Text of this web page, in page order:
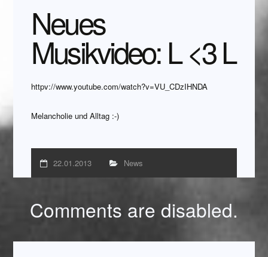
Neues
Musikvideo: L <3 L
httpv://www.youtube.com/watch?v=VU_CDzIHNDA
Melancholie und Alltag :-)
22.01.2013 News
Comments are disabled.